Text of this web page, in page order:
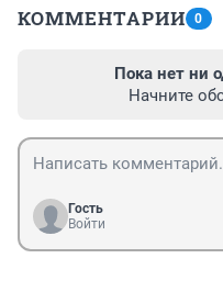
КОММЕНТАРИИ 0
Пока нет ни
Начните
Гость
Войти